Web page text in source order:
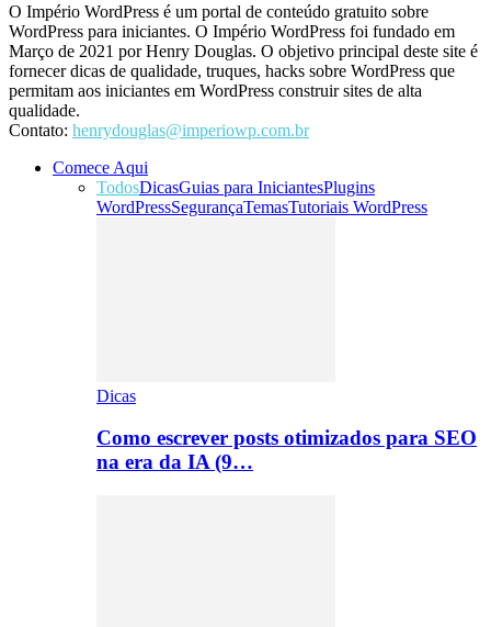
O Império WordPress é um portal de conteúdo gratuito sobre
WordPress para iniciantes. O Império WordPress foi fundado em
Março de 2021 por Henry Douglas. O objetivo principal deste site é
fornecer dicas de qualidade, truques, hacks sobre WordPress que
permitam aos iniciantes em WordPress construir sites de alta
qualidade.
Contato: henrydouglas@imperiowp.com.br
Comece Aqui
TodosDicasGuias para IniciantesPlugins
WordPressSegurançaTemasTutoriais WordPress
Dicas
Como escrever posts otimizados para SEO
na era da IA (9…